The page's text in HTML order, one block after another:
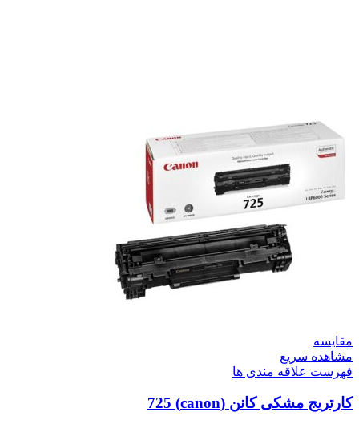
مقایسه
مشاهده سریع
فهرست علاقه مندی ها
کارتریج مشکی کانن (canon) 725